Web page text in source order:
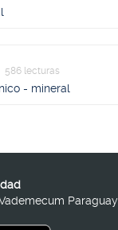
586 lecturas
- mineral
Paraguay